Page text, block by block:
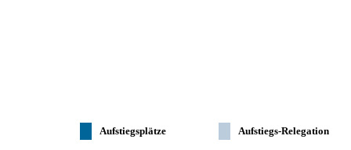
Aufstiegsplätze Aufstiegs-Relegation